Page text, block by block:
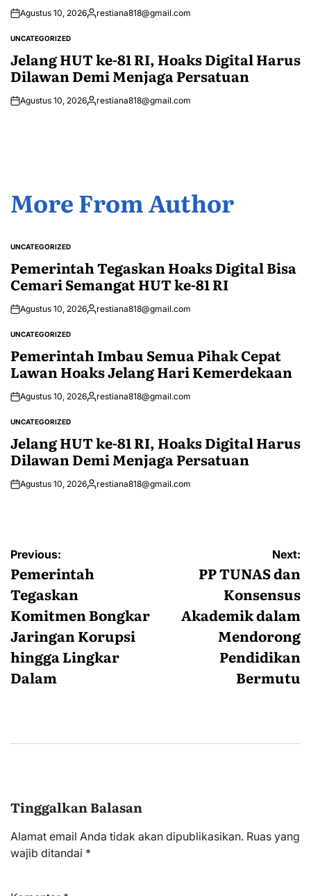
Agustus 10, 2026Posted
restiana818@gmail.com
POSTED
UNCATEGORIZED
Jelang HUT ke-81 RI, Hoaks Digital Harus
Dilawan Demi Menjaga Persatuan
Agustus 10, 2026Posted
restiana818@gmail.com
More From Author
POSTED
UNCATEGORIZED
Pemerintah Tegaskan Hoaks Digital Bisa
Cemari Semangat HUT ke-81 RI
Agustus 10, 2026Posted
restiana818@gmail.com
POSTED
UNCATEGORIZED
Pemerintah Imbau Semua Pihak Cepat
Lawan Hoaks Jelang Hari Kemerdekaan
Agustus 10, 2026Posted
restiana818@gmail.com
POSTED
UNCATEGORIZED
Jelang HUT ke-81 RI, Hoaks Digital Harus
Dilawan Demi Menjaga Persatuan
Agustus 10, 2026Posted
restiana818@gmail.com
Navigasi
pos
Previous:
Pemerintah
Tegaskan
Komitmen Bongkar
Jaringan Korupsi
hingga Lingkar
Dalam
Next:
PP TUNAS dan
Konsensus
Akademik dalam
Mendorong
Pendidikan
Bermutu
Tinggalkan Balasan
Alamat email Anda tidak akan dipublikasikan. Ruas yang
wajib ditandai *